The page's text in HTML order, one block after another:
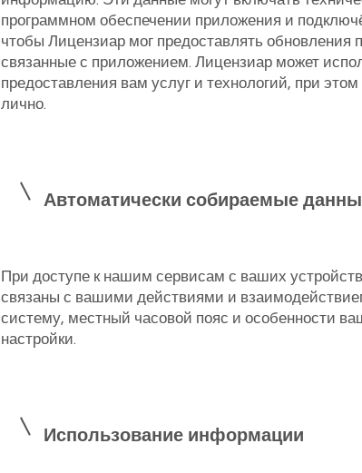
программном обеспечении приложения и
чтобы Лицензиар мог предоставлять обновления
связанные с приложением. Лицензиар может
предоставления вам услуг и технологий, при
лично.
Автоматически собираемые
При доступе к нашим сервисам с ваших
связаны с вашими действиями и
систему, местный часовой пояс и особенности
настройки.
Использование информации